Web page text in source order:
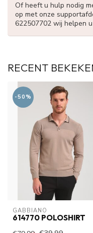
Of heeft u hulp nodig
op met onze
622507702 wij helpen
RECENT
-50%
GABBIANO
614770 POLOSHIRT